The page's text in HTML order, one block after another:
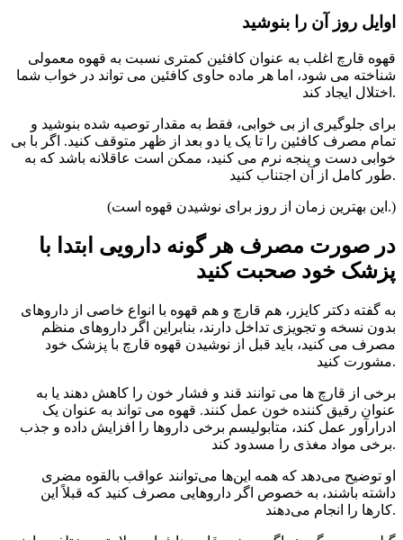
اوایل روز آن را بنوشید
قهوه قارچ اغلب به عنوان کافئین کمتری نسبت به قهوه معمولی
شناخته می شود، اما هر ماده حاوی کافئین می تواند در خواب شما
اختلال ایجاد کند.
برای جلوگیری از بی خوابی، فقط به مقدار توصیه شده بنوشید و
تمام مصرف کافئین را تا یک یا دو بعد از ظهر متوقف کنید. اگر با بی
خوابی دست و پنجه نرم می کنید، ممکن است عاقلانه باشد که به
طور کامل از آن اجتناب کنید.
(این بهترین زمان از روز برای نوشیدن قهوه است.)
در صورت مصرف هر گونه دارویی ابتدا با
پزشک خود صحبت کنید
به گفته دکتر کایزر، هم قارچ و هم قهوه با انواع خاصی از داروهای
بدون نسخه و تجویزی تداخل دارند، بنابراین اگر داروهای منظم
مصرف می کنید، باید قبل از نوشیدن قهوه قارچ با پزشک خود
مشورت کنید.
برخی از قارچ ها می توانند قند و فشار خون را کاهش دهند یا به
عنوان رقیق کننده خون عمل کنند. قهوه می تواند به عنوان یک
ادرارآور عمل کند، متابولیسم برخی داروها را افزایش داده و جذب
برخی مواد مغذی را مسدود کند.
او توضیح می‌دهد که همه این‌ها می‌توانند عواقب بالقوه مضری
داشته باشند، به خصوص اگر داروهایی مصرف کنید که قبلاً این
کارها را انجام می‌دهند.